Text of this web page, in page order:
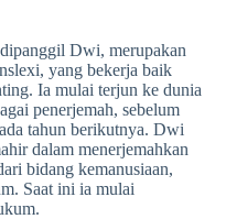
Dwi, merupakan
yang bekerja baik
Ia mulai terjun ke dunia
penerjemah, sebelum
tahun berikutnya. Dwi
dalam menerjemahkan
bidang kemanusiaan,
Saat ini ia mulai